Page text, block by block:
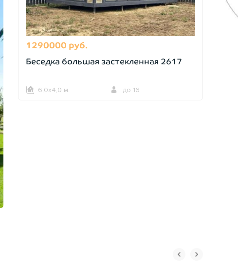
1290000 руб.
Беседка большая застекленная 2617
6,0х4,0 м. до 16